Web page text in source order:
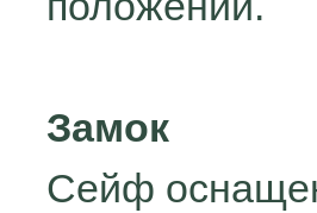
Замок
Сейф